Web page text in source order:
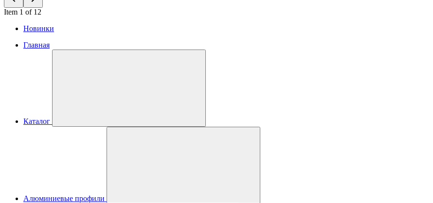
Item 1 of 12
Новинки
Главная
Каталог
Алюминиевые профили